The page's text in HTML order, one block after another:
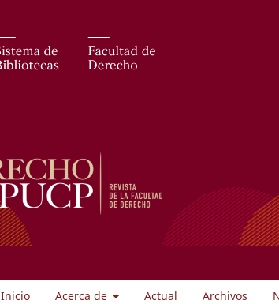
Inicio Acerca de Actual Archivos